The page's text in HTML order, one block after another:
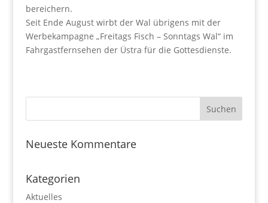
bereichern.
Seit Ende August wirbt der Wal übrigens mit der
Werbekampagne „Freitags Fisch – Sonntags Wal“ im
Fahrgastfernsehen der Üstra für die Gottesdienste.
Neueste Kommentare
Kategorien
Aktuelles